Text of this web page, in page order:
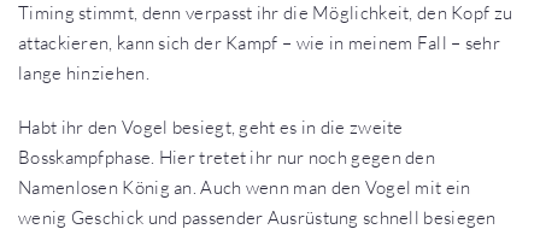
Timing stimmt, denn verpasst ihr die Möglichkeit, den Kopf zu
attackieren, kann sich der Kampf – wie in meinem Fall – sehr
lange hinziehen.
Habt ihr den Vogel besiegt, geht es in die zweite
Bosskampfphase. Hier tretet ihr nur noch gegen den
Namenlosen König an. Auch wenn man den Vogel mit ein
wenig Geschick und passender Ausrüstung schnell besiegen